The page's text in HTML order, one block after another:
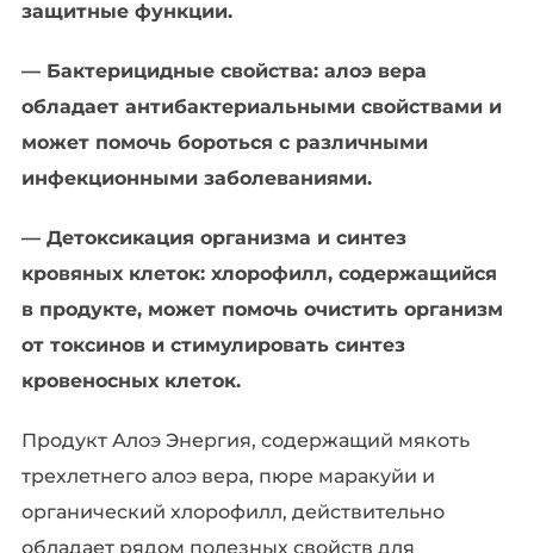
защитные функции.
— Бактерицидные свойства: алоэ вера
обладает антибактериальными свойствами и
может помочь бороться с различными
инфекционными заболеваниями.
— Детоксикация организма и синтез
кровяных клеток: хлорофилл, содержащийся
в продукте, может помочь очистить организм
от токсинов и стимулировать синтез
кровеносных клеток.
Продукт Алоэ Энергия, содержащий мякоть
трехлетнего алоэ вера, пюре маракуйи и
органический хлорофилл, действительно
обладает рядом полезных свойств для